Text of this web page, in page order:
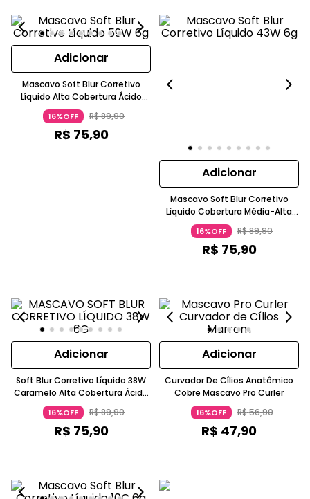
Adicionar
Mascavo Soft Blur Corretivo
Líquido Alta Cobertura Ácido
Hialurônico Caramelo-59W
MASCAVO
16%OFF R$89,90
R$ 75,90
Adicionar
Mascavo Soft Blur Corretivo
Líquido Cobertura Média-Alta
43W Caramelo MASCAVO
16%OFF R$89,90
R$ 75,90
Adicionar
Soft Blur Corretivo Líquido 38W
Caramelo Alta Cobertura Ácido
Hialurônico Esqualano Mascavo
16%OFF R$89,90
R$ 75,90
Adicionar
Curvador De Cílios Anatômico
Cobre Mascavo Pro Curler
16%OFF R$56,90
R$ 47,90